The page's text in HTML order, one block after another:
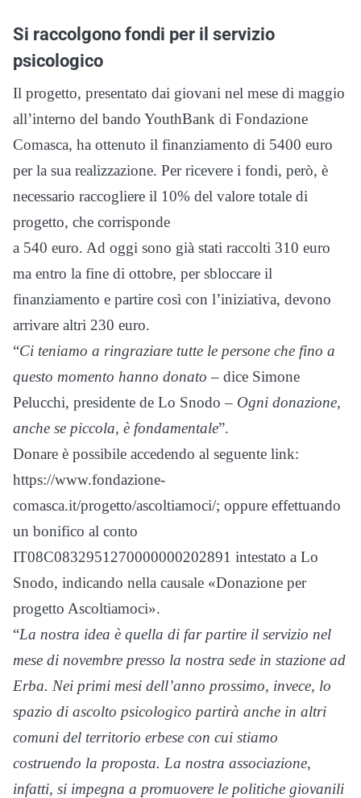
Si raccolgono fondi per il servizio
psicologico
Il progetto, presentato dai giovani nel mese di maggio
all’interno del bando YouthBank di Fondazione
Comasca, ha ottenuto il finanziamento di 5400 euro
per la sua realizzazione. Per ricevere i fondi, però, è
necessario raccogliere il 10% del valore totale di
progetto, che corrisponde
a 540 euro. Ad oggi sono già stati raccolti 310 euro
ma entro la fine di ottobre, per sbloccare il
finanziamento e partire così con l’iniziativa, devono
arrivare altri 230 euro.
“Ci teniamo a ringraziare tutte le persone che fino a
questo momento hanno donato – dice Simone
Pelucchi, presidente de Lo Snodo – Ogni donazione,
anche se piccola, è fondamentale”.
Donare è possibile accedendo al seguente link:
https://www.fondazione-
comasca.it/progetto/ascoltiamoci/; oppure effettuando
un bonifico al conto
IT08C0832951270000000202891 intestato a Lo
Snodo, indicando nella causale «Donazione per
progetto Ascoltiamoci».
“La nostra idea è quella di far partire il servizio nel
mese di novembre presso la nostra sede in stazione ad
Erba. Nei primi mesi dell’anno prossimo, invece, lo
spazio di ascolto psicologico partirà anche in altri
comuni del territorio erbese con cui stiamo
costruendo la proposta. La nostra associazione,
infatti, si impegna a promuovere le politiche giovanili